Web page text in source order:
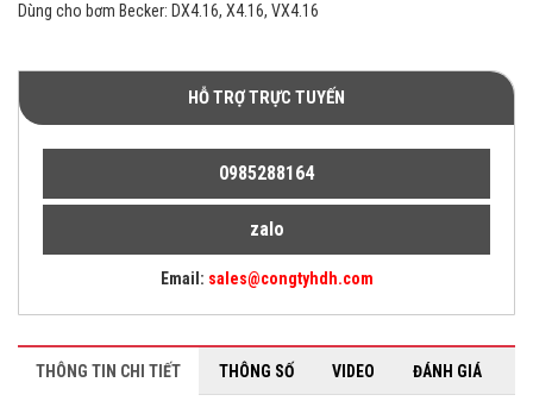
Dùng cho bơm Becker: DX4.16, X4.16, VX4.16
HỖ TRỢ TRỰC TUYẾN
0985288164
zalo
Email: sales@congtyhdh.com
THÔNG TIN CHI TIẾT THÔNG SỐ VIDEO ĐÁNH GIÁ